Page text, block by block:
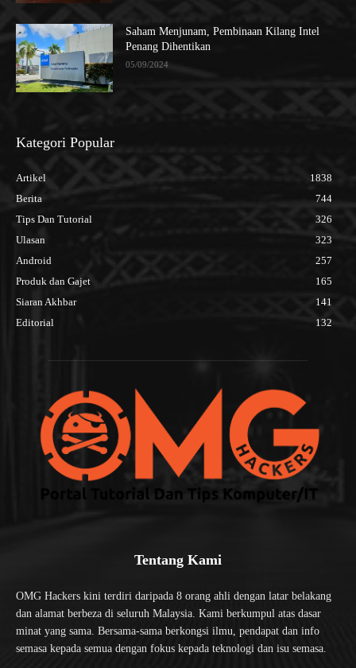
Saham Menjunam, Pembinaan Kilang Intel
Penang Dihentikan
05/09/2024
Kategori Popular
Artikel
1838
Berita
744
Tips Dan Tutorial
326
Ulasan
323
Android
257
Produk dan Gajet
165
Siaran Akhbar
141
Editorial
132
Tentang Kami
OMG Hackers kini terdiri daripada 8 orang ahli dengan latar belakang
dan alamat berbeza di seluruh Malaysia. Kami berkumpul atas dasar
minat yang sama. Bersama-sama berkongsi ilmu, pendapat dan info
semasa kepada semua dengan fokus kepada teknologi dan isu semasa.